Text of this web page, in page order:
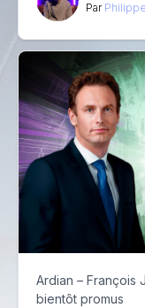
Par
Ardian – François
bientôt promus